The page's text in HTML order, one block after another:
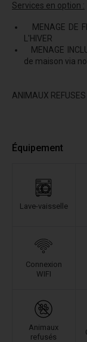
Services en option :
MENAGE DE
L'HIVER
MENAGE
de maison via
ANIMAUX
Équipement
Lave-vaisselle
Connexion
WIFI
Animaux
refusés